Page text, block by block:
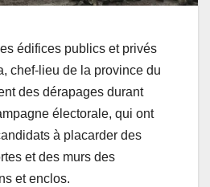
édifices publics et privés
chef-lieu de la province du
des dérapages durant
électorale, qui ont
à placarder des
et des murs des
et enclos.